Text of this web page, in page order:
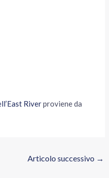
Riverproviene da
Articolo successivo →